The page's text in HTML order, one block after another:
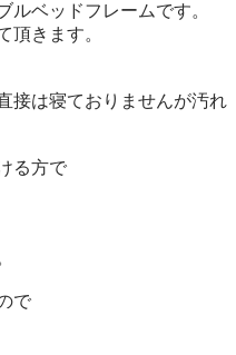
ルベッドフレームです。
頂きます。
接は寝ておりませんが汚れ
る方で
で